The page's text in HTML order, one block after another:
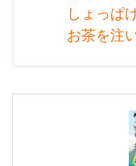
しょっぱ
お茶を注